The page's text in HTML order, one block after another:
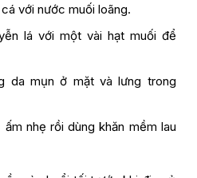
với nước muối loãng.
lá với một vài hạt muối để
da mụn ở mặt và lưng trong
nhẹ rồi dùng khăn mềm lau